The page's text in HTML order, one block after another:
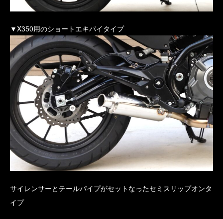
▼X350用のショートエキパイタイプ
サイレンサーとテールパイプがセットなったセミスリップオンタ
イプ